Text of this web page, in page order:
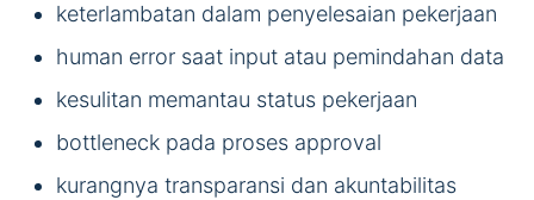
keterlambatan dalam penyelesaian pekerjaan
human error saat input atau pemindahan data
kesulitan memantau status pekerjaan
bottleneck pada proses approval
kurangnya transparansi dan akuntabilitas